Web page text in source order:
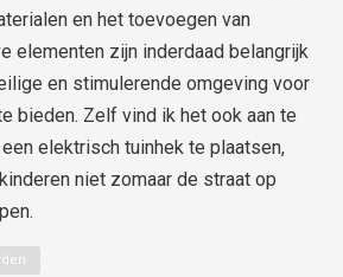
en het toevoegen van
elementen zijn inderdaad belangrijk
en stimulerende omgeving voor
bieden. Zelf vind ik het ook aan te
elektrisch tuinhek te plaatsen,
niet zomaar de straat op